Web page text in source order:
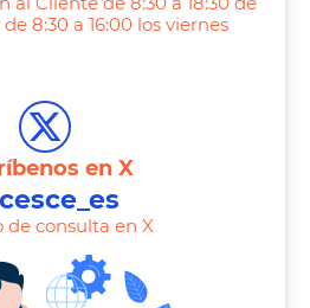
8:30 a 16:00 los viernes
en X
de consulta en X